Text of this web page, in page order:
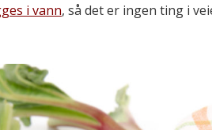
i vann, så det er ingen ting i